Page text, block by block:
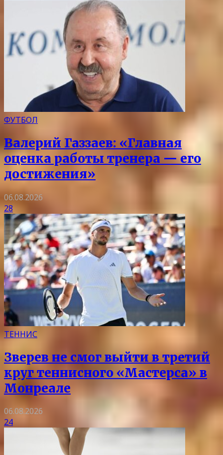
ФУТБОЛ
Валерий Газзаев: «Главная
оценка работы тренера — его
достижения»
06.08.2026
28
ТЕННИС
Зверев не смог выйти в третий
круг теннисного «Мастерса» в
Монреале
06.08.2026
24